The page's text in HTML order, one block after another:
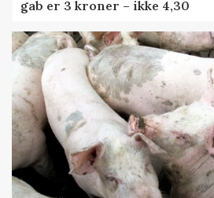
gab er 3 kroner – ikke 4,30